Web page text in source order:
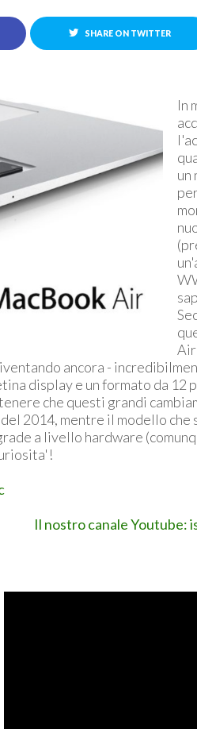
SHARE ON TWITTER
In
un
ancora -
display e un formato da 12
che questi grandi
2014, mentre il modello
a livello hardware
Il nostro canale Youtube: